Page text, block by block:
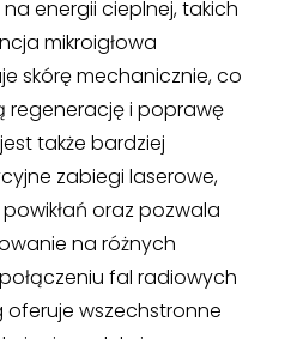
energii cieplnej, takich
mikroigłowa
skórę mechanicznie, co
regenerację i poprawę
także bardziej
zabiegi laserowe,
oraz pozwala
na różnych
fal radiowych
oferuje wszechstronne